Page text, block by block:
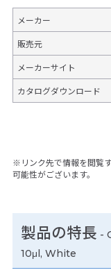
メーカー
販売元
メーカーサイト
カタログダウンロード
※リンク先で情報を閲覧
可能性がございます。
製品の特長 -
10μl, White